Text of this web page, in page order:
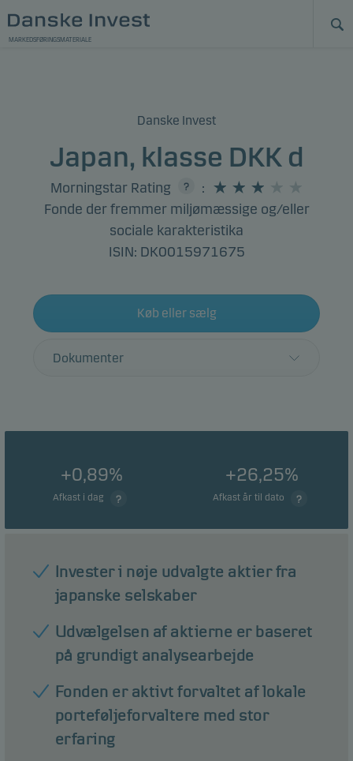
MARKEDSFØRINGSMATERIALE
Danske Invest
Japan, klasse DKK d
Morningstar Rating
:
Fonde der fremmer miljømæssige og/eller
sociale karakteristika
ISIN: DK0015971675
Køb eller sælg
Dokumenter
+0,89%
Afkast i dag
+26,25%
Afkast år til dato
Invester i nøje udvalgte aktier fra
japanske selskaber
Udvælgelsen af aktierne er baseret
på grundigt analysearbejde
Fonden er aktivt forvaltet af lokale
porteføljeforvaltere med stor
erfaring